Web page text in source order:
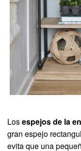
Losespejos de la
gran espejo
evita que una